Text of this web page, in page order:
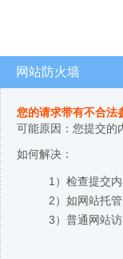
网站防火墙
您的请求带有不合法
可能原因：您提交的
如何解决：
1）检查提交内
2）如网站托
3）普通网站